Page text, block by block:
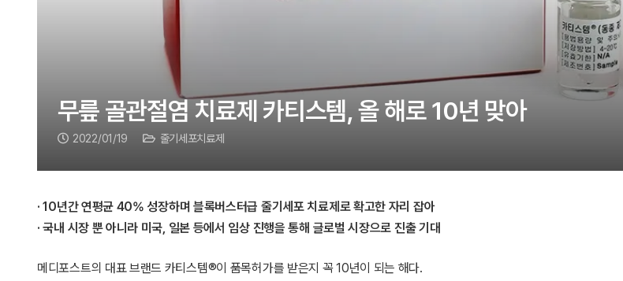
무릎 골관절염 치료제 카티스템, 올 해로 10년 맞아
2022/01/19 줄기세포치료제
· 10년간 연평균 40% 성장하며 블록버스터급 줄기세포 치료제로 확고한 자리 잡아
· 국내 시장 뿐 아니라 미국, 일본 등에서 임상 진행을 통해 글로벌 시장으로 진출 기대
메디포스트의 대표 브랜드 카티스템®이 품목허가를 받은지 꼭 10년이 되는 해다.